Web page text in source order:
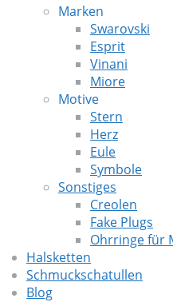
Marken
Swarovski
Esprit
Vinani
Miore
Motive
Stern
Herz
Eule
Symbole
Sonstiges
Creolen
Fake Plugs
Ohrringe für
Halsketten
Schmuckschatullen
Blog